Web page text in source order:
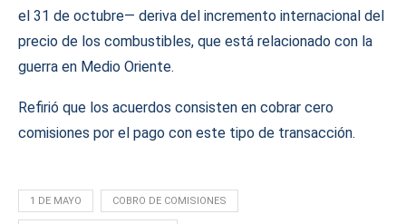
el 31 de octubre— deriva del incremento internacional del
precio de los combustibles, que está relacionado con la
guerra en Medio Oriente.
Refirió que los acuerdos consisten en cobrar cero
comisiones por el pago con este tipo de transacción.
1 DE MAYO COBRO DE COMISIONES